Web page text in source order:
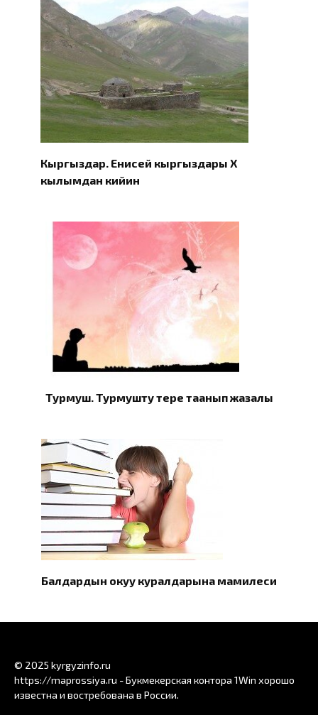
Кыргыздар. Eнисей кыргыздары X
кылымдан кийин
Турмуш. Турмушту терең таанып жазалы
Балдардын окуу куралдарына мамилеси
© 2025 kyrgyzinfo.ru
https://maprossiya.ru - Букмекерская контора 1Win хорошо
известна и востребована в России.